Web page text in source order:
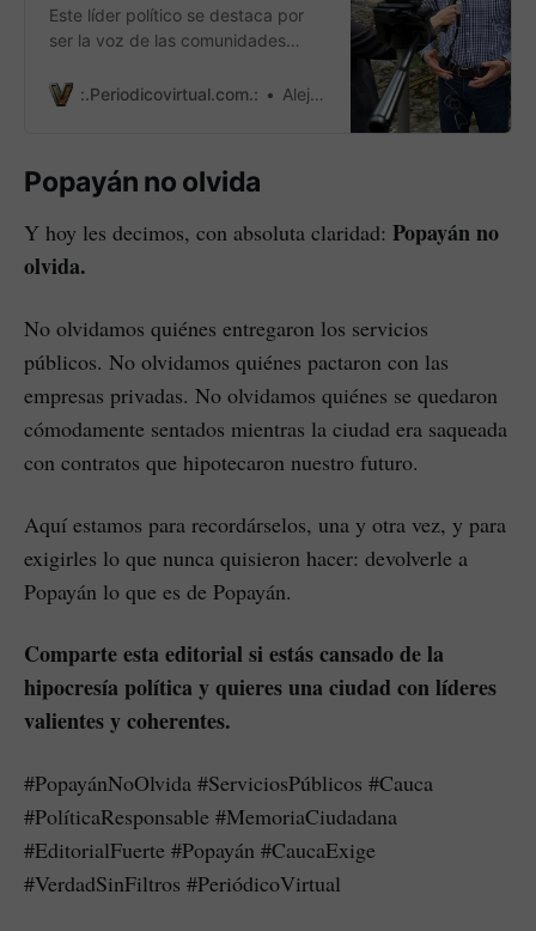
Este líder político se destaca por
ser la voz de las comunidades
:.Periodicovirtual.com.:
Alejandro Cortes
Popayán no olvida
Y hoy les decimos, con absoluta claridad: Popayán no
olvida.
No olvidamos quiénes entregaron los servicios
públicos. No olvidamos quiénes pactaron con las
empresas privadas. No olvidamos quiénes se quedaron
cómodamente sentados mientras la ciudad era saqueada
con contratos que hipotecaron nuestro futuro.
Aquí estamos para recordárselos, una y otra vez, y para
exigirles lo que nunca quisieron hacer: devolverle a
Popayán lo que es de Popayán.
Comparte esta editorial si estás cansado de la
hipocresía política y quieres una ciudad con líderes
valientes y coherentes.
#PopayánNoOlvida #ServiciosPúblicos #Cauca
#PolíticaResponsable #MemoriaCiudadana
#EditorialFuerte #Popayán #CaucaExige
#VerdadSinFiltros #PeriódicoVirtual